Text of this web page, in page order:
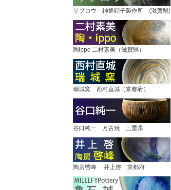
サブロウ 神通硝子製作所 (滋賀県)
陶ippo 二村素美（滋賀県）
瑞城窯 西村直城（京都府）
谷口純一 万古焼 三重県
陶房啓峰 井上啓 京都府